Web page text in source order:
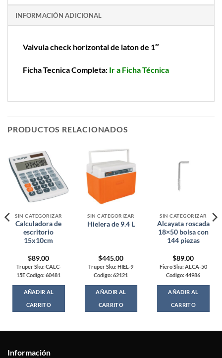
INFORMACIÓN ADICIONAL
Valvula check horizontal de laton de 1″
Ficha Tecnica Completa: Ir a Ficha Técnica
PRODUCTOS RELACIONADOS
SIN CATEGORIZAR
Calculadora de
escritorio
15x10cm
$89.00
Truper Sku: CALC-
15E Codigo: 60481
AÑADIR AL
CARRITO
SIN CATEGORIZAR
Hielera de 9.4 L
$445.00
Truper Sku: HIEL-9
Codigo: 62121
AÑADIR AL
CARRITO
SIN CATEGORIZAR
Alcayata roscada
18×50 bolsa con
144 piezas
$89.00
Fiero Sku: ALCA-50
Codigo: 44986
AÑADIR AL
CARRITO
Información